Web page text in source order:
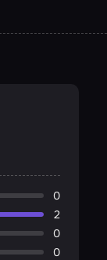
0
2
0
0